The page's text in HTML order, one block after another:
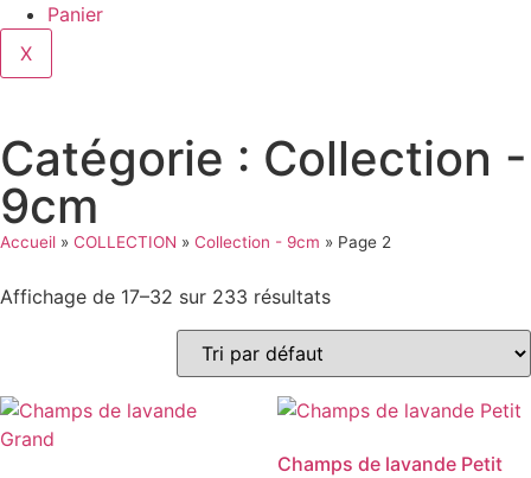
Panier
X
Catégorie : Collection -
9cm
Accueil » COLLECTION » Collection - 9cm » Page 2
Affichage de 17–32 sur 233 résultats
Champs de lavande Petit